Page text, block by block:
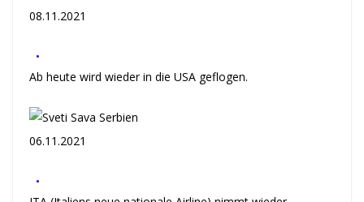
08.11.2021
•
Ab heute wird wieder in die USA geflogen.
06.11.2021
•